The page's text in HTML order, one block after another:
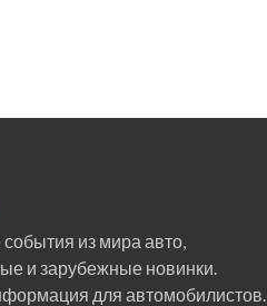
из мира авто,
и зарубежные новинки.
для автомобилистов.